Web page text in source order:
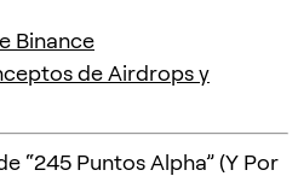
Binance
de Airdrops y
“245 Puntos Alpha” (Y Por